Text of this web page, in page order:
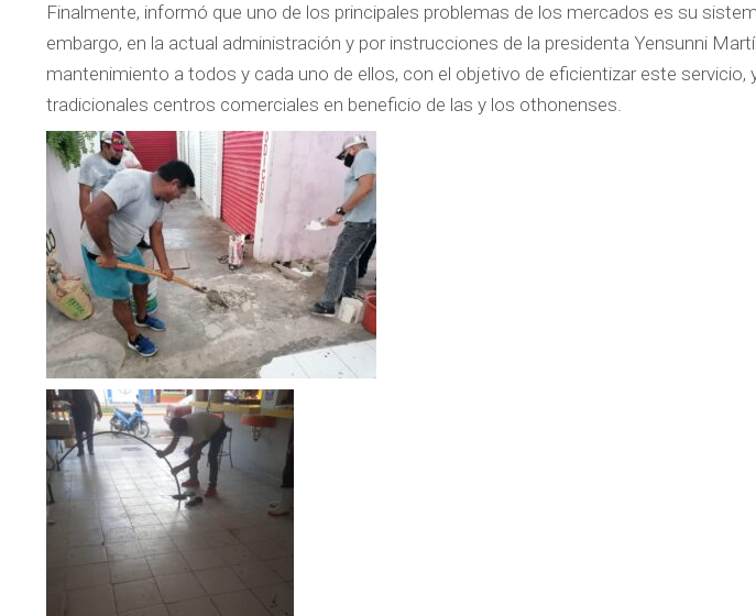
Finalmente, informó que uno de los principales problemas de los mercados es su
embargo, en la actual administración y por instrucciones de la presidenta Yensunni
mantenimiento a todos y cada uno de ellos, con el objetivo de eficientizar este servicio,
tradicionales centros comerciales en beneficio de las y los othonenses.